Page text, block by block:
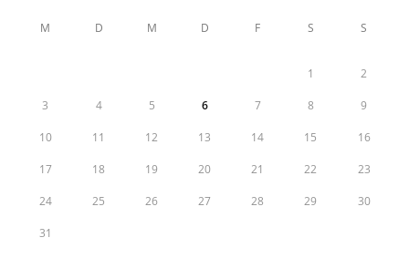
M D M D F S S
1 2
3 4 5 6 7 8 9
10 11 12 13 14 15 16
17 18 19 20 21 22 23
24 25 26 27 28 29 30
31